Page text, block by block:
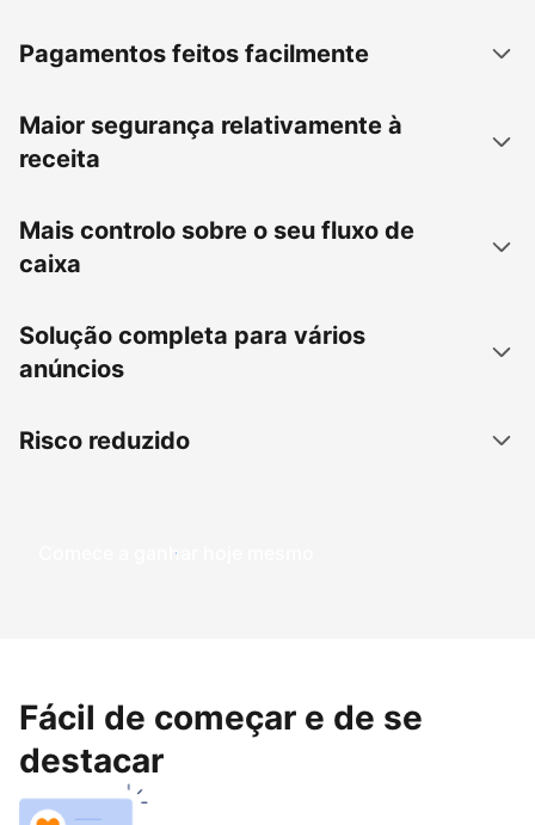
Pagamentos feitos facilmente
Maior segurança relativamente à
receita
Mais controlo sobre o seu fluxo de
caixa
Solução completa para vários
anúncios
Risco reduzido
Comece a ganhar hoje mesmo
Fácil de começar e de se
destacar